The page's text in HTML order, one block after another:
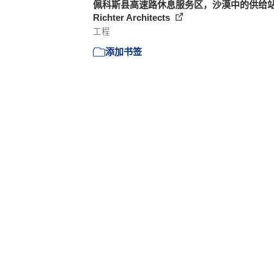
佩科斯县高速路休息服务区，沙漠中的供给
Richter Architects
工程
添加书签